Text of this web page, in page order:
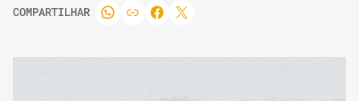
COMPARTILHAR